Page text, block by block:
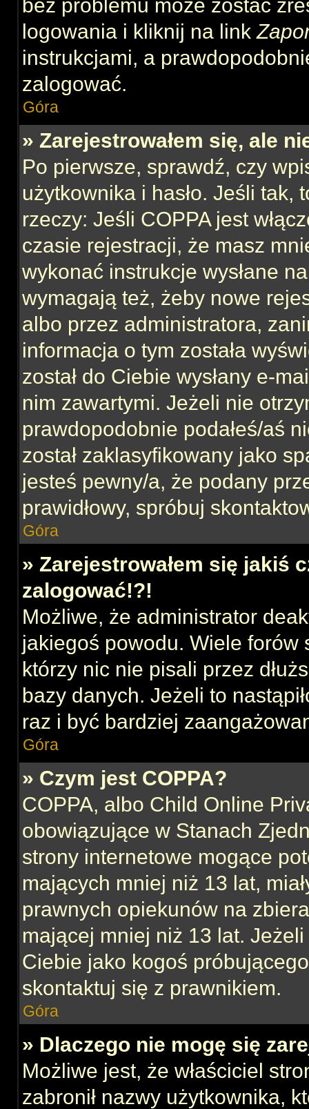
bez problemu może zostać
logowania i kliknij na link
instrukcjami, a
zalogować.
Góra
» Zarejestrowałem się, ale
Po pierwsze, sprawdź, czy
użytkownika i hasło. Jeśli tak,
rzeczy: Jeśli COPPA jest
czasie rejestracji, że masz
wykonać instrukcje wysłane
wymagają też, żeby nowe
albo przez administratora,
informacja o tym została
został do Ciebie wysłany e-
nim zawartymi. Jeżeli nie
prawdopodobnie podałeś/aś
został zaklasyfikowany jako
jesteś pewny/a, że podany
prawidłowy, spróbuj
Góra
» Zarejestrowałem się jakiś
zalogować!?!
Możliwe, że administrator
jakiegoś powodu. Wiele forów
którzy nic nie pisali przez
bazy danych. Jeżeli to
raz i być bardziej
Góra
» Czym jest COPPA?
COPPA, albo Child Online
obowiązujące w Stanach
strony internetowe mogące
mających mniej niż 13 lat,
prawnych opiekunów na
mającej mniej niż 13 lat.
Ciebie jako kogoś
skontaktuj się z prawnikiem.
Góra
» Dlaczego nie mogę się
Możliwe jest, że właściciel
zabronił nazwy użytkownika,